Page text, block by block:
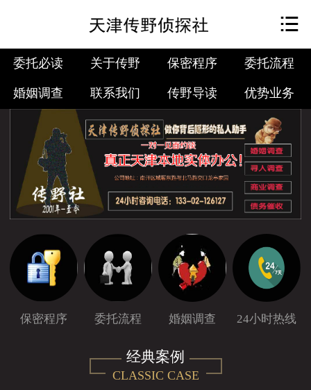
首页
委托必读
关于传野
保密程序
委托流程
婚姻调查
传野导读
优势业务
经典案例

委托必读 关于传野 保密程序 委托流程
婚姻调查 联系我们 传野导读 优势业务
保密程序 委托流程 婚姻调查 24小时热线
经典案例
CLASSIC CASE